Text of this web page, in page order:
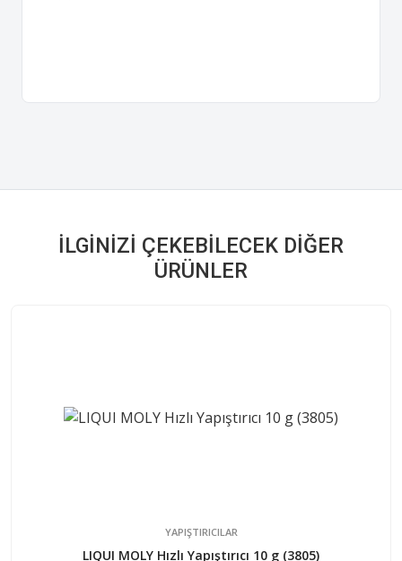
İLGINIZI ÇEKEBILECEK DIĞER
ÜRÜNLER
YAPIŞTIRICILAR
LIQUI MOLY Hızlı Yapıştırıcı 10 g (3805)